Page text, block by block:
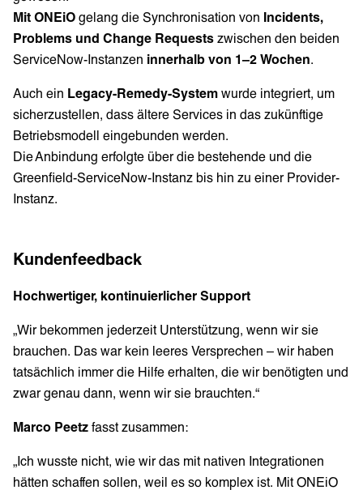
Mit ONEiO gelang die Synchronisation von Incidents,
Problems und Change Requests zwischen den beiden
ServiceNow-Instanzen innerhalb von 1–2 Wochen.
Auch ein Legacy-Remedy-System wurde integriert, um
sicherzustellen, dass ältere Services in das zukünftige
Betriebsmodell eingebunden werden.
Die Anbindung erfolgte über die bestehende und die
Greenfield-ServiceNow-Instanz bis hin zu einer Provider-
Instanz.
Kundenfeedback
Hochwertiger, kontinuierlicher Support
„Wir bekommen jederzeit Unterstützung, wenn wir sie
brauchen. Das war kein leeres Versprechen – wir haben
tatsächlich immer die Hilfe erhalten, die wir benötigten und
zwar genau dann, wenn wir sie brauchten.“
Marco Peetz fasst zusammen:
„Ich wusste nicht, wie wir das mit nativen Integrationen
hätten schaffen sollen, weil es so komplex ist. Mit ONEiO